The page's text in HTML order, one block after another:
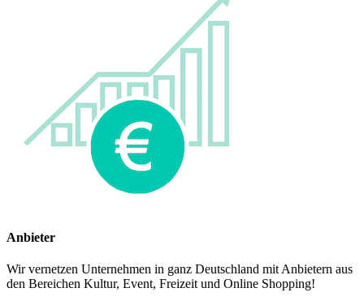
Anbieter
Wir vernetzen Unternehmen in ganz Deutschland mit Anbietern aus
den Bereichen Kultur, Event, Freizeit und Online Shopping!